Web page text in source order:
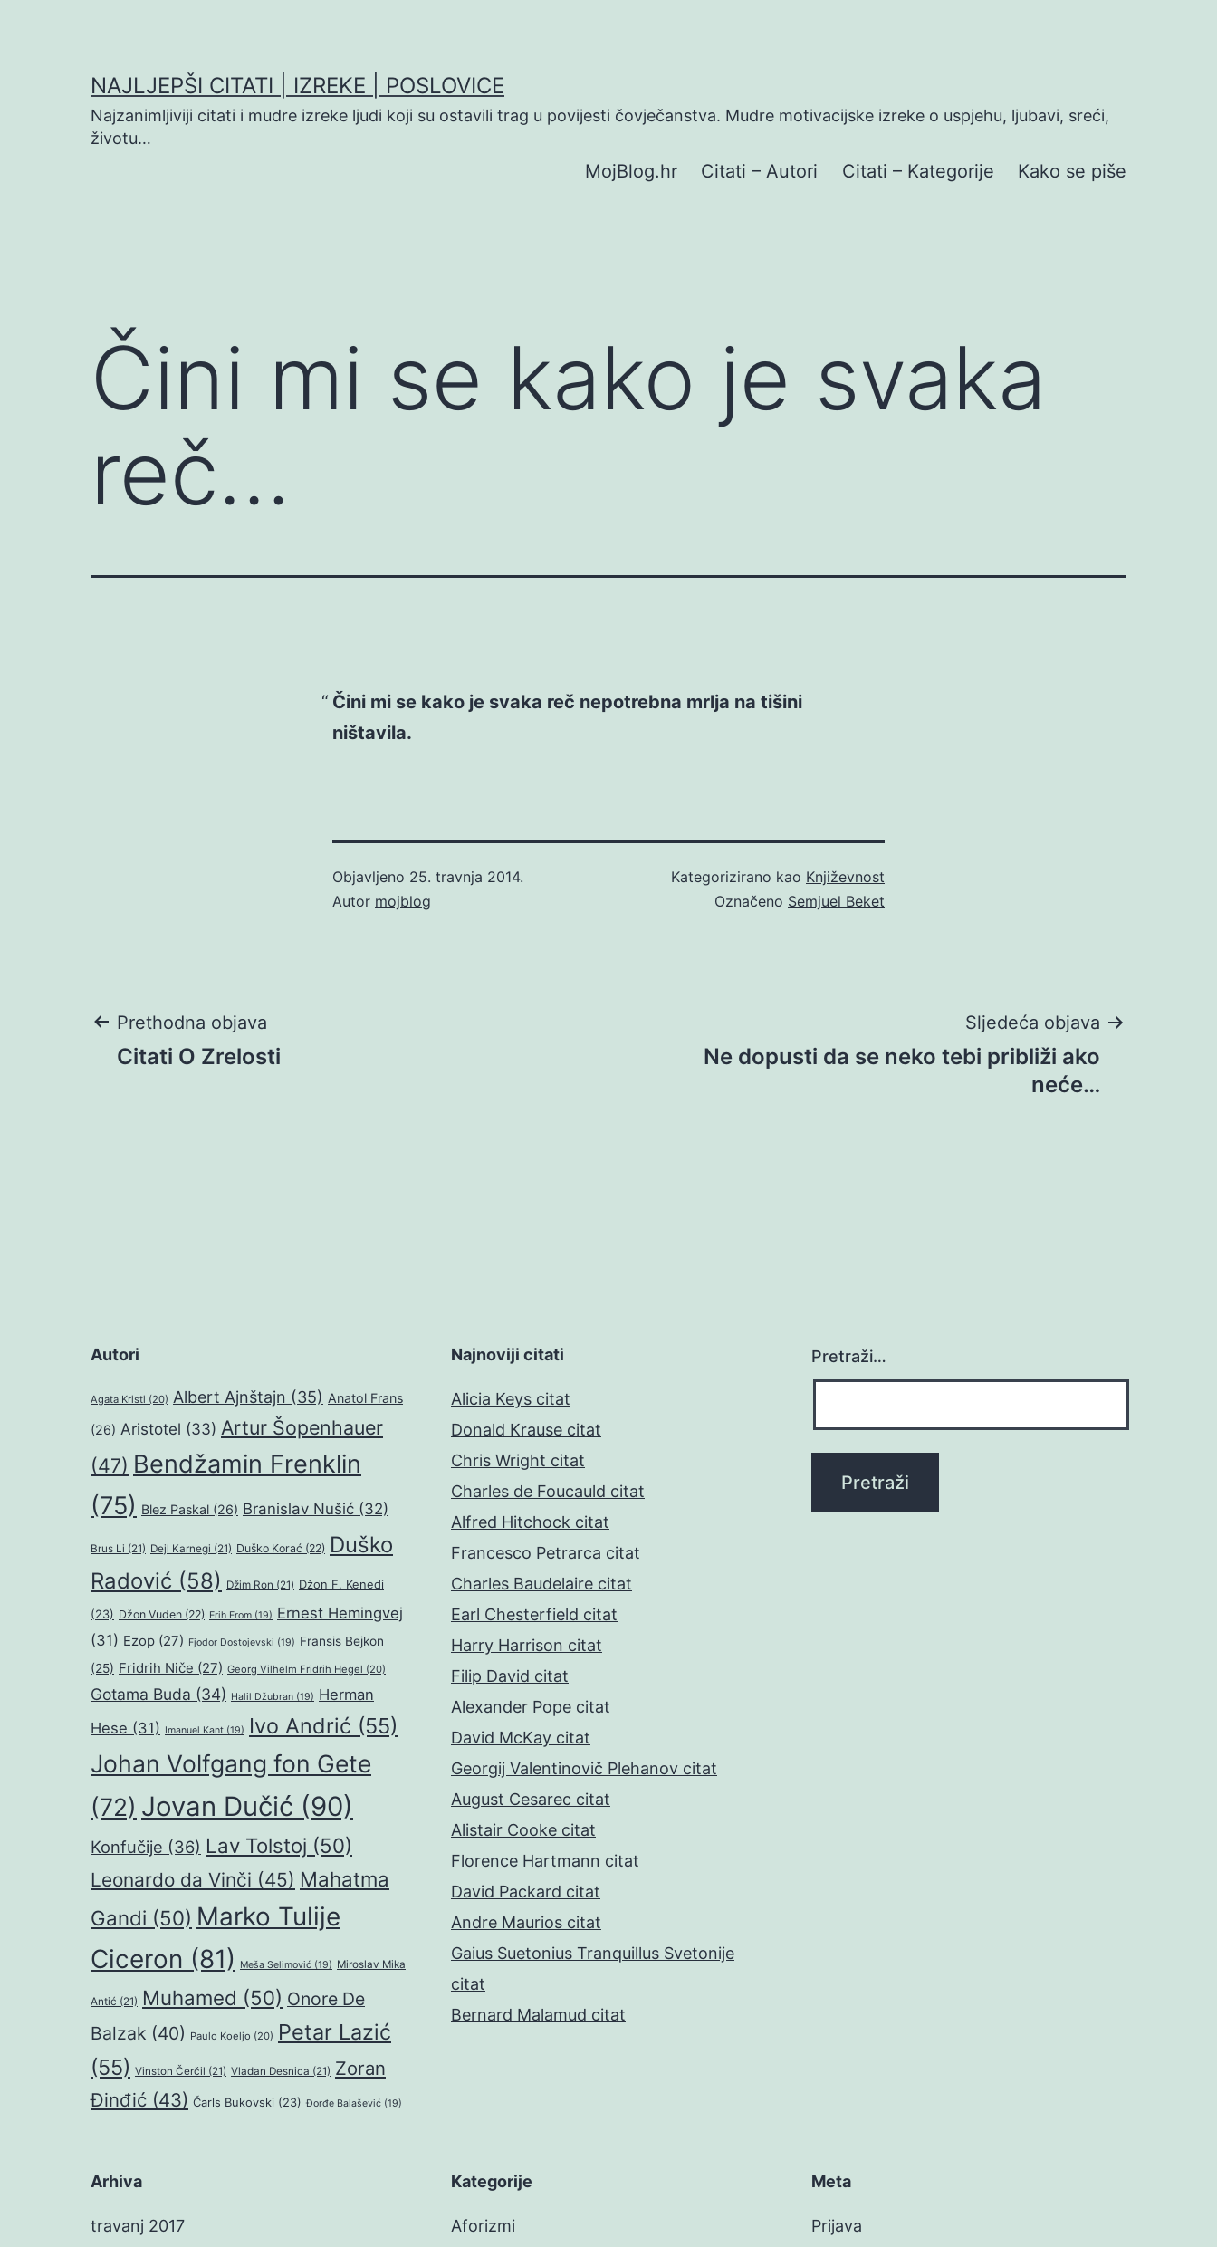
NAJLJEPŠI CITATI | IZREKE | POSLOVICE
Najzanimljiviji citati i mudre izreke ljudi koji su ostavili trag u povijesti čovječanstva. Mudre motivacijske izreke o uspjehu, ljubavi, sreći,
životu…
MojBlog.hr Citati – Autori Citati – Kategorije Kako se piše
Čini mi se kako je svaka
reč…
Čini mi se kako je svaka reč nepotrebna mrlja na tišini
ništavila.
Objavljeno 25. travnja 2014.
Autor mojblog
Kategorizirano kao Književnost
Označeno Semjuel Beket
Navigacija
Prethodna objava
Citati O Zrelosti
Sljedeća objava
Ne dopusti da se neko tebi približi ako
neće…
Autori
Agata Kristi (20) Albert Ajnštajn (35) Anatol Frans
(26) Aristotel (33) Artur Šopenhauer
(47) Bendžamin Frenklin
(75) Blez Paskal (26) Branislav Nušić (32)
Brus Li (21) Dejl Karnegi (21) Duško Korać (22) Duško
Radović (58) Džim Ron (21) Džon F. Kenedi
(23) Džon Vuden (22) Erih From (19) Ernest Hemingvej
(31) Ezop (27) Fjodor Dostojevski (19) Fransis Bejkon
(25) Fridrih Niče (27) Georg Vilhelm Fridrih Hegel (20)
Gotama Buda (34) Halil Džubran (19) Herman
Hese (31) Imanuel Kant (19) Ivo Andrić (55)
Johan Volfgang fon Gete
(72) Jovan Dučić (90)
Konfučije (36) Lav Tolstoj (50)
Leonardo da Vinči (45) Mahatma
Gandi (50) Marko Tulije
Ciceron (81) Meša Selimović (19) Miroslav Mika
Antić (21) Muhamed (50) Onore De
Balzak (40) Paulo Koeljo (20) Petar Lazić
(55) Vinston Čerčil (21) Vladan Desnica (21) Zoran
Đinđić (43) Čarls Bukovski (23) Đorđe Balašević (19)
Najnoviji citati
Alicia Keys citat
Donald Krause citat
Chris Wright citat
Charles de Foucauld citat
Alfred Hitchock citat
Francesco Petrarca citat
Charles Baudelaire citat
Earl Chesterfield citat
Harry Harrison citat
Filip David citat
Alexander Pope citat
David McKay citat
Georgij Valentinovič Plehanov citat
August Cesarec citat
Alistair Cooke citat
Florence Hartmann citat
David Packard citat
Andre Maurios citat
Gaius Suetonius Tranquillus Svetonije
citat
Bernard Malamud citat
Pretraži…
Arhiva
travanj 2017
Kategorije
Aforizmi
Meta
Prijava